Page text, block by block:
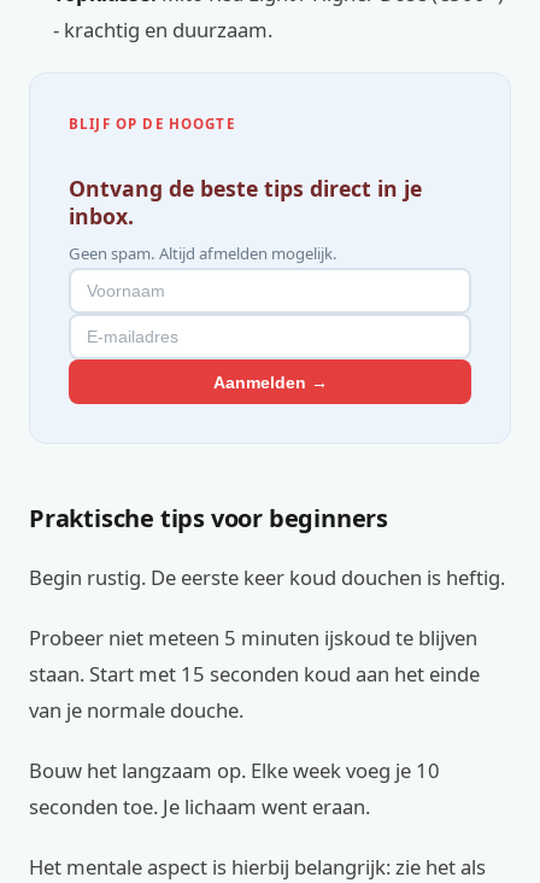
- krachtig en duurzaam.
BLIJF OP DE HOOGTE
Ontvang de beste tips direct in je
inbox.
Geen spam. Altijd afmelden mogelijk.
Aanmelden →
Praktische tips voor beginners
Begin rustig. De eerste keer koud douchen is heftig.
Probeer niet meteen 5 minuten ijskoud te blijven
staan. Start met 15 seconden koud aan het einde
van je normale douche.
Bouw het langzaam op. Elke week voeg je 10
seconden toe. Je lichaam went eraan.
Het mentale aspect is hierbij belangrijk: zie het als